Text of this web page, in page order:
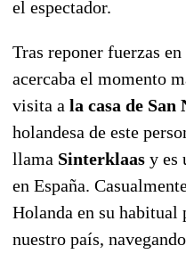
el espectador.
Tras reponer fuerzas en
acercaba el momento
visita a la casa de San
holandesa de este
llama Sinterklaas y es
en España.
Holanda en su habitual
nuestro país,